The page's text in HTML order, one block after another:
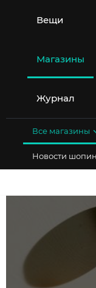
содержимому
Вещи
Магазины
Журнал
Все магазины
Новости